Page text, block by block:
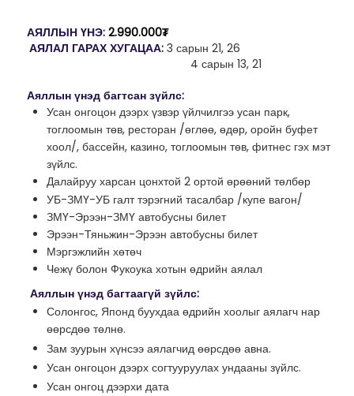
АЯЛЛЫН ҮНЭ:2.990.000₮
АЯЛАЛ ГАРАХ ХУГАЦАА: 3 сарын 21, 26
4 сарын 13, 21
Аяллын үнэд багтсан зүйлс:
Усан онгоцон дээрх үзвэр үйлчилгээ усан парк,
тоглоомын төв, ресторан /өглөө, өдөр, оройн буфет
хоол/, бассейн, казино, тоглоомын төв, фитнес гэх мэт
зүйлс.
Далайруу харсан цонхтой2 ортой өрөөний төлбөр
УБ-ЗМҮ-УБ галт тэрэгний тасалбар /купе вагон/
ЗМҮ-Эрээн-ЗМҮ автобусны билет
Эрээн-Тяньжин-Эрээн автобусны билет
Мэргэжлийн хөтөч
Чежү болон Фукоука хотын өдрийн аялал
Аяллын үнэд багтаагүй зүйлс:
Солонгос, Японд буухдаа өдрийн хоолыг аялагч нар
өөрсдөө төлнө.
Зам зуурын хүнсээ аялагчид өөрсдөө авна.
Усан онгоцон дээрх согтууруулах ундааны зүйлс.
Усан онгоц дээрхи дата